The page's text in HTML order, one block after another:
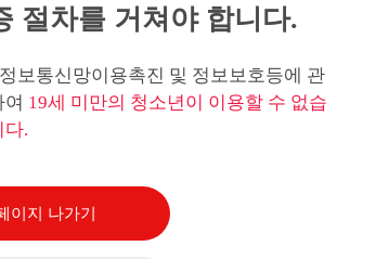
절차를 거쳐야 합니다.
보통신망이용촉진 및 정보보호등에 관
19세 미만의 청소년이 이용할 수 없습
다.
이지 나가기